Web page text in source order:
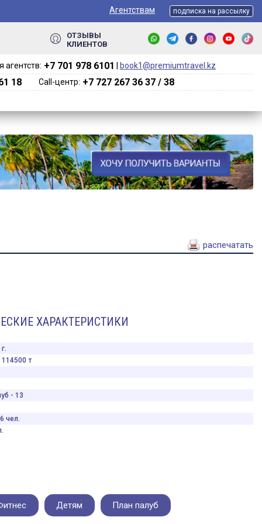
Агентствам подписка на рассылку
ОТЗЫВЫ
КЛИЕНТОВ
агентств: +7 701 978 6101‬
book1@premiumtravel.kz
18 Call-центр: +7 727 267 36 37 / 38
распечатать
ХАРАКТЕРИСТИКИ
т
- 13
чел.
Детям План палуб